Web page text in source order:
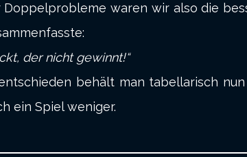
Doppelprobleme waren wir also die
der nicht gewinnt!“
behält man tabellarisch
ein Spiel weniger.